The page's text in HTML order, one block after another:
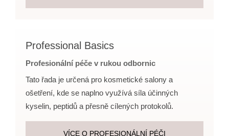
Professional Basics
Profesionální péče v rukou odbornic
Tato řada je určená pro kosmetické salony a
ošetření, kde se naplno využívá síla účinných
kyselin, peptidů a přesně cílených protokolů.
VÍCE O PROFESIONÁLNÍ PÉČI